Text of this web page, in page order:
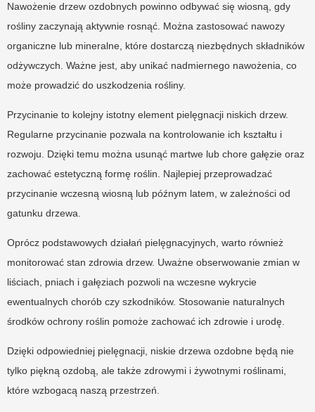
Nawożenie drzew ozdobnych powinno odbywać się wiosną, gdy
rośliny zaczynają aktywnie rosnąć. Można zastosować nawozy
organiczne lub mineralne, które dostarczą niezbędnych składników
odżywczych. Ważne jest, aby unikać nadmiernego nawożenia, co
może prowadzić do uszkodzenia rośliny.
Przycinanie to kolejny istotny element pielęgnacji niskich drzew.
Regularne przycinanie pozwala na kontrolowanie ich kształtu i
rozwoju. Dzięki temu można usunąć martwe lub chore gałęzie oraz
zachować estetyczną formę roślin. Najlepiej przeprowadzać
przycinanie wczesną wiosną lub późnym latem, w zależności od
gatunku drzewa.
Oprócz podstawowych działań pielęgnacyjnych, warto również
monitorować stan zdrowia drzew. Uważne obserwowanie zmian w
liściach, pniach i gałęziach pozwoli na wczesne wykrycie
ewentualnych chorób czy szkodników. Stosowanie naturalnych
środków ochrony roślin pomoże zachować ich zdrowie i urodę.
Dzięki odpowiedniej pielęgnacji, niskie drzewa ozdobne będą nie
tylko piękną ozdobą, ale także zdrowymi i żywotnymi roślinami,
które wzbogacą naszą przestrzeń.